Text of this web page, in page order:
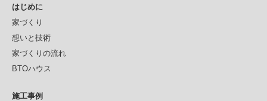
はじめに
家づくり
想いと技術
家づくりの流れ
BTOハウス
施工事例